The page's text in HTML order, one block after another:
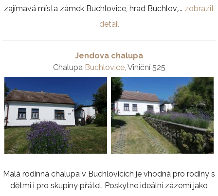
zajímavá místa zámek Buchlovice, hrad Buchlov,... zobrazit
detail
Jendova chalupa
Chalupa Buchlovice, Viniční 525
Malá rodinná chalupa v Buchlovicích je vhodná pro rodiny s
dětmi i pro skupiny přátel. Poskytne ideální zázemí jako